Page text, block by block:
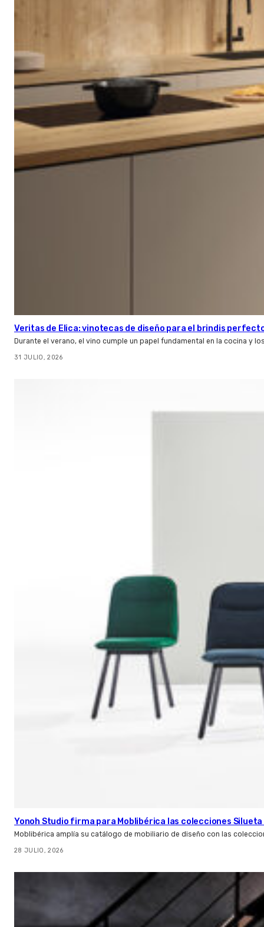
Veritas de Elica: vinotecas de diseño para el brindis
Durante el verano, el vino cumple un papel fundamental en la cocina y
31 JULIO, 2026
Yonoh Studio firma para Moblibérica las colecciones Silueta
Moblibérica amplía su catálogo de mobiliario de diseño con las
28 JULIO, 2026